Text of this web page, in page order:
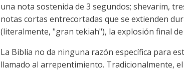
una nota sostenida de 3 segundos; shevarim,
notas cortas entrecortadas que se extienden
(literalmente, "gran tekiah"), la explosión final
La Biblia no da ninguna razón específica para
llamado al arrepentimiento. Tradicionalmente,